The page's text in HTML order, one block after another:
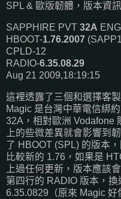
SPL & 歐版韌體，版本資
SAPPHIRE PVT 32A
HBOOT-1.76.2007
CPLD-12
RADIO-6.35.08.29
Aug 21 2009,18:19:15
這裡透露了三個和選擇客
Magic 是台灣中華電信綁
32A，相對歐洲 Vodafone
上的些微差異就會影響到
了 HBOOT (SPL) 的版本
比較新的 1.76，如果是
上過任何更新，版本應該
第四行的 RADIO 版本，
6.35.0829（原來 Magic